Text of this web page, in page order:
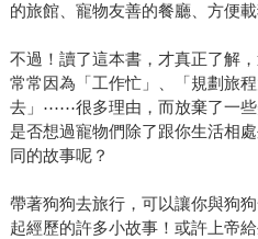
的旅館、寵物友善的餐廳、方便
不過！讀了這本書，才真正了解
常常因為「工作忙」、「規劃旅
去」⋯⋯很多理由，而放棄了一些
是否想過寵物們除了跟你生活相
同的故事呢？
帶著狗狗去旅行，可以讓你與狗
起經歷的許多小故事！或許上帝